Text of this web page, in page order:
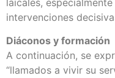
laicales,
intervenciones
Diáconos y formación
A continuación, se
“llamados a vivir su